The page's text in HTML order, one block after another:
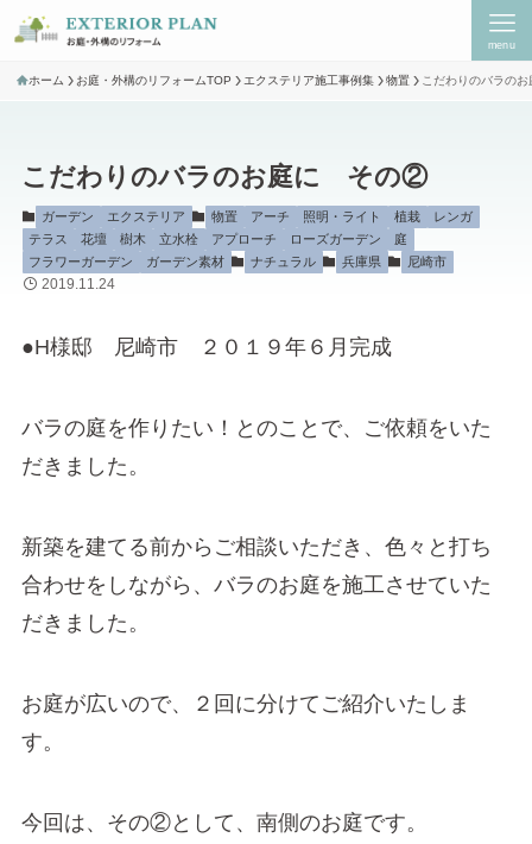
menu
ホーム お庭・外構のリフォームTOP エクステリア施工事例集 物置 こだわりのバラの
こだわりのバラのお庭に その②
ガーデン エクステリア 物置 アーチ 照明・ライト 植栽
レンガ
テラス
花壇 樹木 立水栓 アプローチ ローズガーデン
庭
フラワーガーデン
ガーデン素材 ナチュラル 兵庫県 尼崎市
2019.11.24
●H様邸 尼崎市 ２０１９年６月完成
バラの庭を作りたい！とのことで、ご依頼をいた
だきました。
新築を建てる前からご相談いただき、色々と打ち
合わせをしながら、バラのお庭を施工させていた
だきました。
お庭が広いので、２回に分けてご紹介いたしま
す。
今回は、その②として、南側のお庭です。